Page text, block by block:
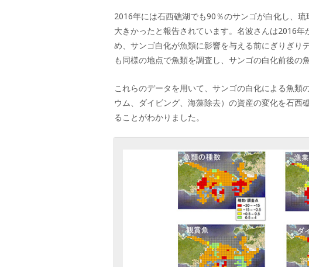
2016年には石西礁湖でも90％のサンゴが白化し、
大きかったと報告されています。名波さんは2016
め、サンゴ白化が魚類に影響を与える前にぎりぎり
も同様の地点で魚類を調査し、サンゴの白化前後の
これらのデータを用いて、サンゴの白化による魚類
ウム、ダイビング、海藻除去）の資産の変化を石西
ることがわかりました。